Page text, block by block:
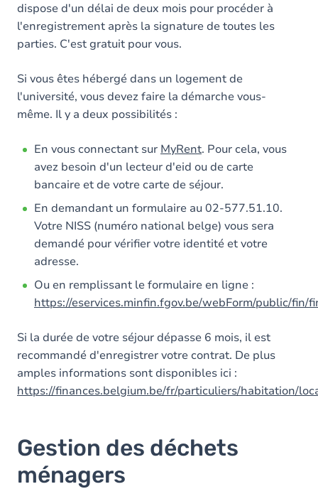
dispose d'un délai de deux mois pour procéder à
l'enregistrement après la signature de toutes les
parties. C'est gratuit pour vous.
Si vous êtes hébergé dans un logement de
l'université, vous devez faire la démarche vous-
même. Il y a deux possibilités :
En vous connectant sur MyRent. Pour cela, vous
avez besoin d'un lecteur d'eid ou de carte
bancaire et de votre carte de séjour.
En demandant un formulaire au 02-577.51.10.
Votre NISS (numéro national belge) vous sera
demandé pour vérifier votre identité et votre
adresse.
Ou en remplissant le formulaire en ligne :
https://eservices.minfin.fgov.be/webForm/public/fin/
Si la durée de votre séjour dépasse 6 mois, il est
recommandé d'enregistrer votre contrat. De plus
amples informations sont disponibles ici :
https://finances.belgium.be/fr/particuliers/habitation/
Gestion des déchets
ménagers